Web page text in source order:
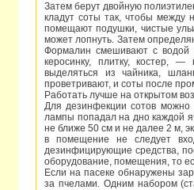
Затем берут двойную
кладут соты так, чтобы
помещают подушки, чистые
может лопнуть. Затем
Формалин смешивают с водой
керосинку, плитку, костер,
выделяться из чайника,
проветривают, и соты после
Работать лучше на открытом
Для дезинфекции сотов можно
лампы попадал на дно каждой
не ближе 50 см и не далее 2 м,
в помещение не следует
дезинфицирующие средства,
оборудование, помещения, то
Если на пасеке обнаружены
за пчелами. Одним набором